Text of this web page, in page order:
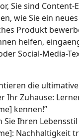
Sie sind
wie Sie ein neues
Produkt
helfen,
Social-Media-
die
Ihr Zuhause:
kennen!”
Sie Ihren
Nachhaltigkeit